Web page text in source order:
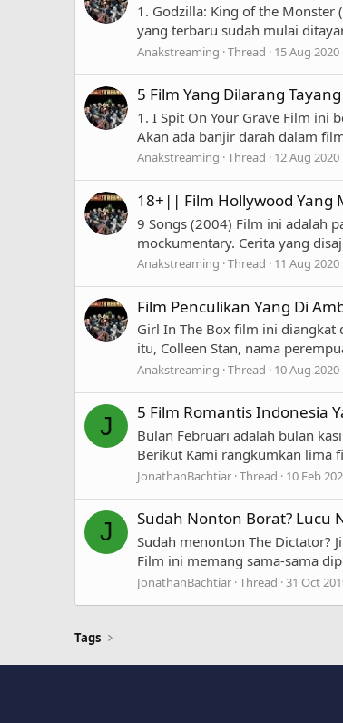
1. Godzilla: King of the Monster
yang terbaru sudah mulai
Anakstreaming Thread 15 Aug 2020
5 Film Yang Dilarang
1. I Spit On Your Grave Film ini
Akan ada banjir darah dalam
Anakstreaming Thread 12 Aug 2020
18+|| Film Hollywood Yang
9 Songs (2004) Film ini adalah
mockumentary. Cerita yang
Anakstreaming Thread 11 Aug 2020
Film Penculikan Yang Di
Girl In The Box film ini diangkat
itu, Colleen Stan, nama
Anakstreaming Thread 10 Aug 2020
J 5 Film Romantis Indonesia
Bulan Februari adalah bulan
Berikut Kami rangkumkan lima
JonathanBachtiar Thread 10 Feb
J Sudah Nonton Borat? Lucu
Sudah menonton The Dictator?
Film ini memang sama-sama
JonathanBachtiar Thread 31 Oct
Tags